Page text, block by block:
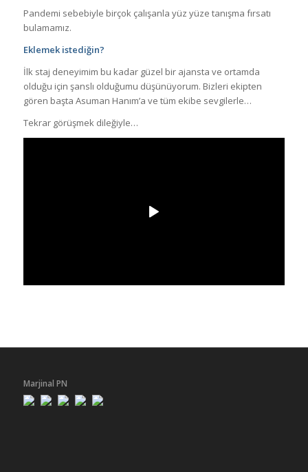
Pandemi sebebiyle birçok çalışanla yüz yüze tanışma fırsatı
bulamamız.
Eklemek istediğin?
İlk staj deneyimim bu kadar güzel bir ajansta ve ortamda
olduğu için şanslı olduğumu düşünüyorum. Bizleri ekipten
gören başta Asuman Hanım’a ve tüm ekibe sevgilerle…
Tekrar görüşmek dileğiyle…
Marjinal PN